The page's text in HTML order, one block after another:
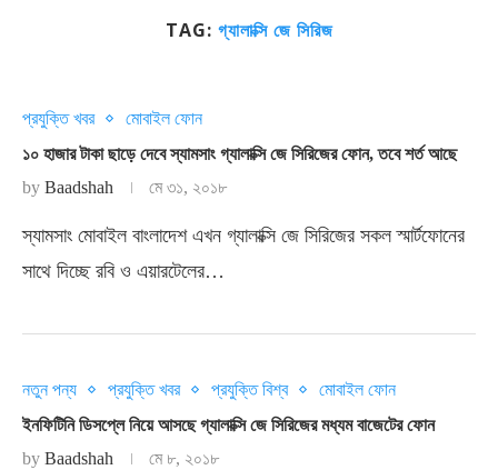
TAG: গ্যালাক্সি জে সিরিজ
প্রযুক্তি খবর
মোবাইল ফোন
১০ হাজার টাকা ছাড়ে দেবে স্যামসাং গ্যালাক্সি জে সিরিজের ফোন, তবে শর্ত আছে
by Baadshah মে ৩১, ২০১৮
স্যামসাং মোবাইল বাংলাদেশ এখন গ্যালাক্সি জে সিরিজের সকল স্মার্টফোনের
সাথে দিচ্ছে রবি ও এয়ারটেলের…
নতুন পন্য প্রযুক্তি খবর প্রযুক্তি বিশ্ব
মোবাইল ফোন
ইনফিটিনি ডিসপ্লে নিয়ে আসছে গ্যালাক্সি জে সিরিজের মধ্যম বাজেটের ফোন
by Baadshah মে ৮, ২০১৮